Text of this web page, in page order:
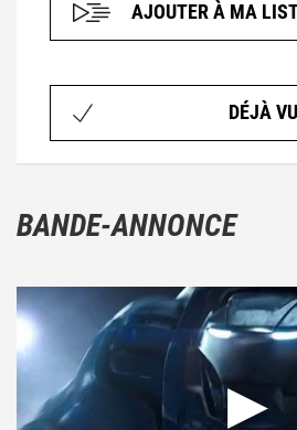
AJOUTER À MA
DÉJÀ VU
BANDE-ANNONCE